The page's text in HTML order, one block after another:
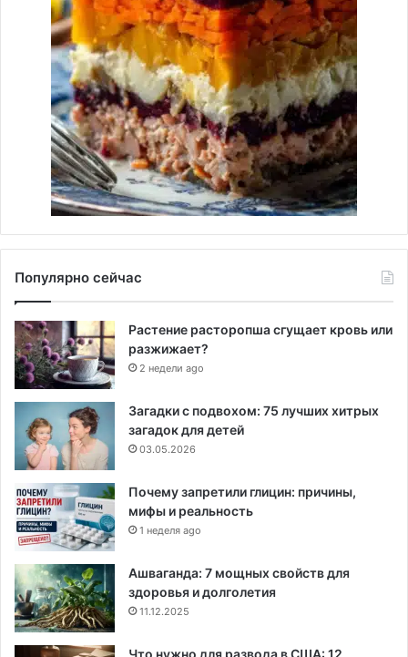
Популярно сейчас
Растение расторопша сгущает кровь или
разжижает?
2 недели ago
Загадки с подвохом: 75 лучших хитрых
загадок для детей
03.05.2026
Почему запретили глицин: причины,
мифы и реальность
1 неделя ago
Ашваганда: 7 мощных свойств для
здоровья и долголетия
11.12.2025
Что нужно для развода в США: 12